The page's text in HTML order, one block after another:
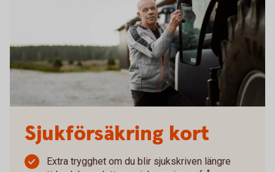
Sjukförsäkring kort
Extra trygghet om du blir sjukskriven längre